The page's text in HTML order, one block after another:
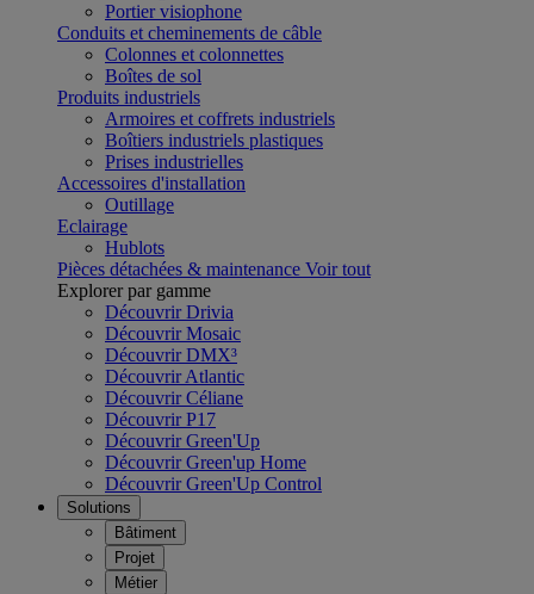
Portier visiophone
Conduits et cheminements de câble
Colonnes et colonnettes
Boîtes de sol
Produits industriels
Armoires et coffrets industriels
Boîtiers industriels plastiques
Prises industrielles
Accessoires d'installation
Outillage
Eclairage
Hublots
Pièces détachées & maintenance Voir tout
Explorer par gamme
Découvrir Drivia
Découvrir Mosaic
Découvrir DMX³
Découvrir Atlantic
Découvrir Céliane
Découvrir P17
Découvrir Green'Up
Découvrir Green'up Home
Découvrir Green'Up Control
Solutions
Bâtiment
Projet
Métier